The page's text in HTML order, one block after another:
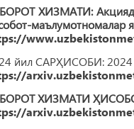
ХИЗМАТИ:
маълумотномалар
йил САРҲИСОБИ: 2024
ХИЗМАТИ